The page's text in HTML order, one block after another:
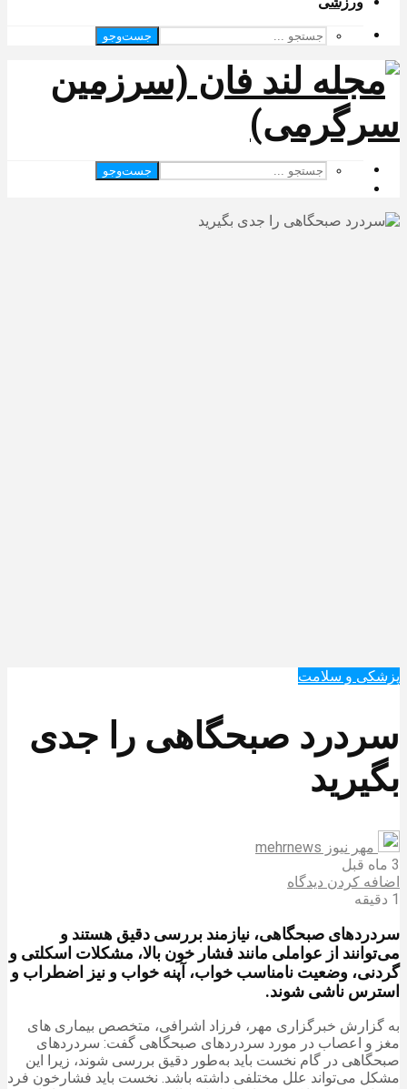
جست‌وجو
جست‌وجو
پزشکی و سلامت
سردرد صبحگاهی را جدی
بگیرید
مهر نیوز mehrnews
3 ماه قبل
اضافه کردن دیدگاه
1 دقیقه
سردردهای صبحگاهی، نیازمند بررسی دقیق هستند و
می‌توانند از عواملی مانند فشار خون بالا، مشکلات اسکلتی و
گردنی، وضعیت نامناسب خواب، آپنه خواب و نیز اضطراب و
استرس ناشی شوند.
به گزارش خبرگزاری مهر، فرزاد اشرافی، متخصص بیماری های
مغز و اعصاب در مورد سردردهای صبحگاهی گفت: سردردهای
صبحگاهی در گام نخست باید به‌طور دقیق بررسی شوند، زیرا این
مشکل می‌تواند علل مختلفی داشته باشد. نخست باید فشارخون فرد